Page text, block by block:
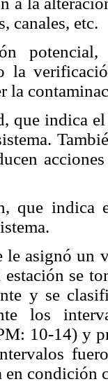
canales, etc.
la
la
que indica
que indica
le asignó un
estación se
y se
los
10-14) y
en condición